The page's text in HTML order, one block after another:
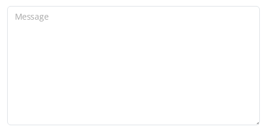
Message